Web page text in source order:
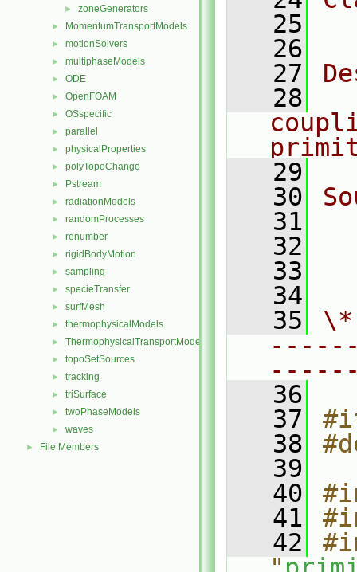
► zoneGenerators
► MomentumTransportModels
► motionSolvers
► multiphaseModels
► ODE
► OpenFOAM
► OSspecific
► parallel
► physicalProperties
► polyTopoChange
► Pstream
► radiationModels
► randomProcesses
► renumber
► rigidBodyMotion
► sampling
► specieTransfer
► surfMesh
► thermophysicalModels
► ThermophysicalTransportModels
► topoSetSources
► tracking
► triSurface
► twoPhaseModels
► waves
► File Members
   25
   26
   27
   28
   29
   30
   31
   32
   33
   34
   35
   36
   37
   38
   39
   40
   41
   42